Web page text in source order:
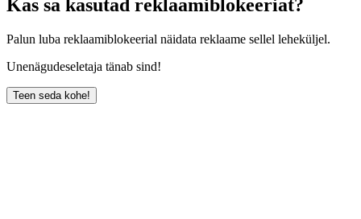
Kas sa kasutad reklaamiblokeeriat?
Palun luba reklaamiblokeerial näidata reklaame sellel leheküljel.
Unenägudeseletaja tänab sind!
Teen seda kohe!